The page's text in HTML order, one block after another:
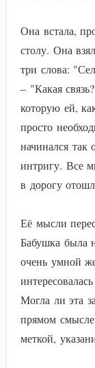
Она встала,
столу. Она
три слова:
– "Какая
которую ей,
просто
начинался так
интригу. Все
в дорогу
Её мысли
Бабушка была
очень умной
Могла ли эта
прямом
меткой,